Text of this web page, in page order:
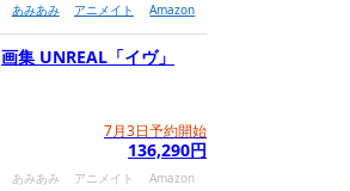
あみあみ アニメイト Amazon
画集 UNREAL「イヴ」
7月3日予約開始
136,290円
あみあみ アニメイト Amazon